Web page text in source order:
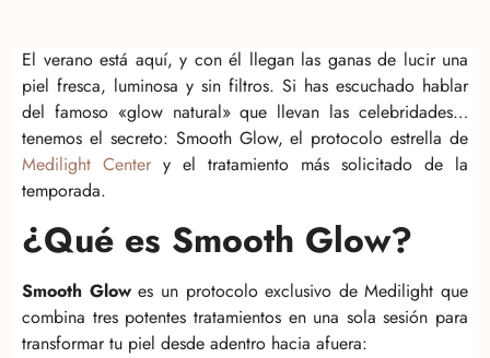
El verano está aquí, y con él llegan las ganas de lucir una
piel fresca, luminosa y sin filtros. Si has escuchado hablar
del famoso «glow natural» que llevan las celebridades…
tenemos el secreto: Smooth Glow, el protocolo estrella de
Medilight Center y el tratamiento más solicitado de la
temporada.
¿Qué es Smooth Glow?
Smooth Glowes un protocolo exclusivo de Medilight que
combina tres potentes tratamientos en una sola sesión para
transformar tu piel desde adentro hacia afuera: